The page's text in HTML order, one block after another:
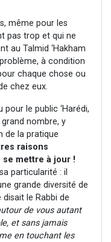
même pour les
pas trop et qui ne
au Talmid ‘Hakham
à condition
chaque chose ou
chez eux.
pour le public ‘Harédi,
nombre, y
de la pratique
raisons
se mettre à jour !
particularité : il
grande diversité de
le Rabbi de
de vous autant
et sans jamais
en touchant les